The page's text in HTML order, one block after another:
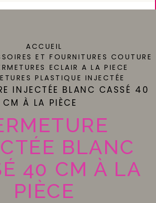
ACCUEIL
ET FOURNITURES COUTURE
ECLAIR A LA PIECE
PLASTIQUE INJECTÉE
INJECTÉE BLANC CASSÉ 40
CM À LA PIÈCE
BLANC
40 CM À LA
PIÈCE